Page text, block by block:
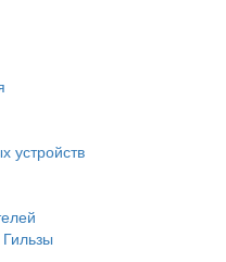
устройств